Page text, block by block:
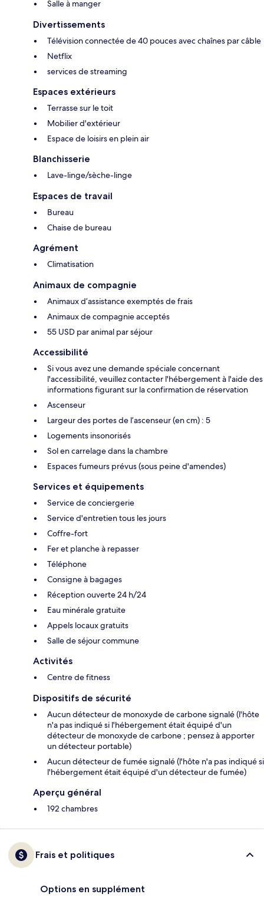
Salle à manger
Divertissements
Télévision connectée de 40 pouces avec chaînes par câble
Netflix
services de streaming
Espaces extérieurs
Terrasse sur le toit
Mobilier d'extérieur
Espace de loisirs en plein air
Blanchisserie
Lave-linge/sèche-linge
Espaces de travail
Bureau
Chaise de bureau
Agrément
Climatisation
Animaux de compagnie
Animaux d’assistance exemptés de frais
Animaux de compagnie acceptés
55 USD par animal par séjour
Accessibilité
Si vous avez une demande spéciale concernant
l'accessibilité, veuillez contacter l'hébergement à l'aide des
informations figurant sur la confirmation de réservation
Ascenseur
Largeur des portes de l’ascenseur (en cm) : 5
Logements insonorisés
Sol en carrelage dans la chambre
Espaces fumeurs prévus (sous peine d'amendes)
Services et équipements
Service de conciergerie
Service d'entretien tous les jours
Coffre-fort
Fer et planche à repasser
Téléphone
Consigne à bagages
Réception ouverte 24 h/24
Eau minérale gratuite
Appels locaux gratuits
Salle de séjour commune
Activités
Centre de fitness
Dispositifs de sécurité
Aucun détecteur de monoxyde de carbone signalé (l'hôte
n'a pas indiqué si l'hébergement était équipé d'un
détecteur de monoxyde de carbone ; pensez à apporter
un détecteur portable)
Aucun détecteur de fumée signalé (l'hôte n'a pas indiqué si
l'hébergement était équipé d'un détecteur de fumée)
Aperçu général
192 chambres
Frais et politiques
Options en supplément